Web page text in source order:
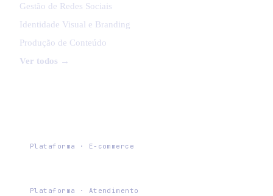
Gestão de Redes Sociais
Identidade Visual e Branding
Produção de Conteúdo
Ver todos →
Plataforma · E-commerce
Plataforma · Atendimento